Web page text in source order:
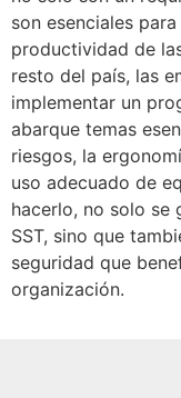
son esenciales
productividad de
resto del país, las
implementar un
abarque temas
riesgos, la
uso adecuado de
hacerlo, no solo se
SST, sino que
seguridad que
organización.